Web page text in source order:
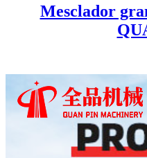
Mesclador